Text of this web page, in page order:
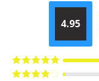
4.95
Avaliação5